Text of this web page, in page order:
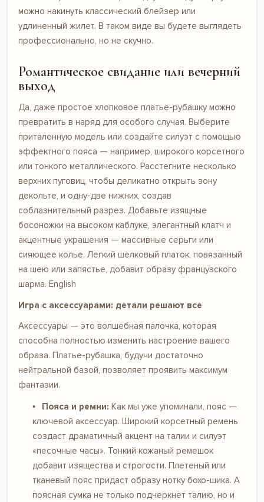
можно накинуть классический блейзер или
удлиненный жилет. В таком виде вы будете выглядеть
профессионально, но не скучно.
Романтическое свидание или вечерний
выход
Да, даже простое хлопковое платье-рубашку можно
превратить в наряд для особого случая. Выберите
приталенную модель или создайте силуэт с помощью
эффектного пояса — например, широкого корсетного
или тонкого металлического. Расстегните несколько
верхних пуговиц, чтобы деликатно открыть зону
декольте, и одну-две нижних, создав
соблазнительный разрез. Добавьте изящные
босоножки на высоком каблуке, элегантный клатч и
акцентные украшения — массивные серьги или
сияющее колье. Легкий шелковый платок, повязанный
на шею или запястье, добавит образу французского
шарма. English
Игра с аксессуарами: детали решают все
Аксессуары — это волшебная палочка, которая
способна полностью изменить настроение вашего
образа. Платье-рубашка, будучи достаточно
нейтральной базой, позволяет проявить максимум
фантазии.
Пояса и ремни: Как мы уже упоминали, пояс —
ключевой аксессуар. Широкий корсетный ремень
создаст драматичный акцент на талии и силуэт
«песочные часы». Тонкий кожаный ремешок
добавит изящества и строгости. Плетеный или
тканевый пояс придаст образу нотку бохо-шика. А
поясная сумка не только подчеркнет талию, но и